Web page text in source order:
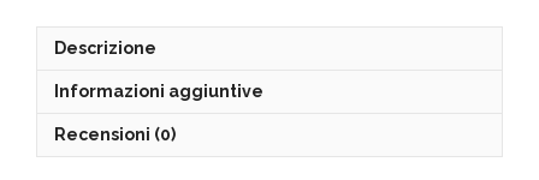
Descrizione
Informazioni aggiuntive
Recensioni (0)